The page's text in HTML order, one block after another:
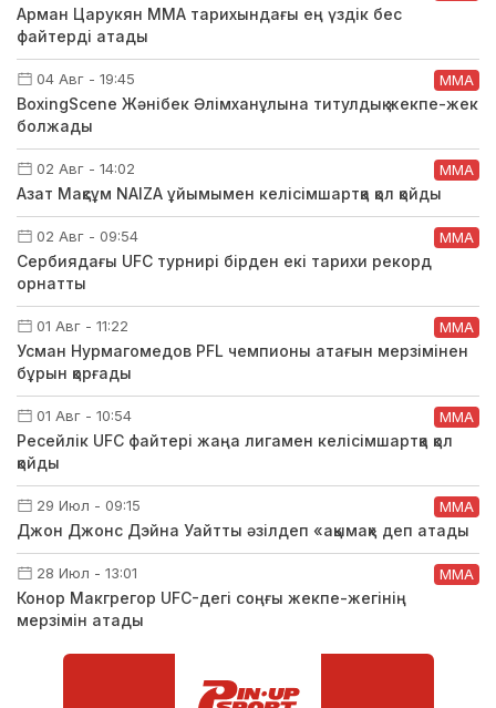
Арман Царукян ММА тарихындағы ең үздік бес
файтерді атады
04 Авг - 19:45 ММА
BoxingScene Жәнібек Әлімханұлына титулдық жекпе-жек
болжады
02 Авг - 14:02 ММА
Азат Мақсұм NAIZA ұйымымен келісімшартқа қол қойды
02 Авг - 09:54 ММА
Сербиядағы UFC турнирі бірден екі тарихи рекорд
орнатты
01 Авг - 11:22 ММА
Усман Нурмагомедов PFL чемпионы атағын мерзімінен
бұрын қорғады
01 Авг - 10:54 ММА
Ресейлік UFC файтері жаңа лигамен келісімшартқа қол
қойды
29 Июл - 09:15 ММА
Джон Джонс Дэйна Уайтты әзілдеп «ақымақ» деп атады
28 Июл - 13:01 ММА
Конор Макгрегор UFC-дегі соңғы жекпе-жегінің
мерзімін атады